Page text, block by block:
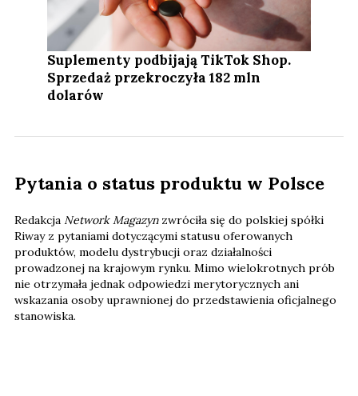
Suplementy podbijają TikTok Shop.
Sprzedaż przekroczyła 182 mln
dolarów
Pytania o status produktu w Polsce
Redakcja Network Magazynzwróciła się do polskiej spółki
Riway z pytaniami dotyczącymi statusu oferowanych
produktów, modelu dystrybucji oraz działalności
prowadzonej na krajowym rynku. Mimo wielokrotnych prób
nie otrzymała jednak odpowiedzi merytorycznych ani
wskazania osoby uprawnionej do przedstawienia oficjalnego
stanowiska.